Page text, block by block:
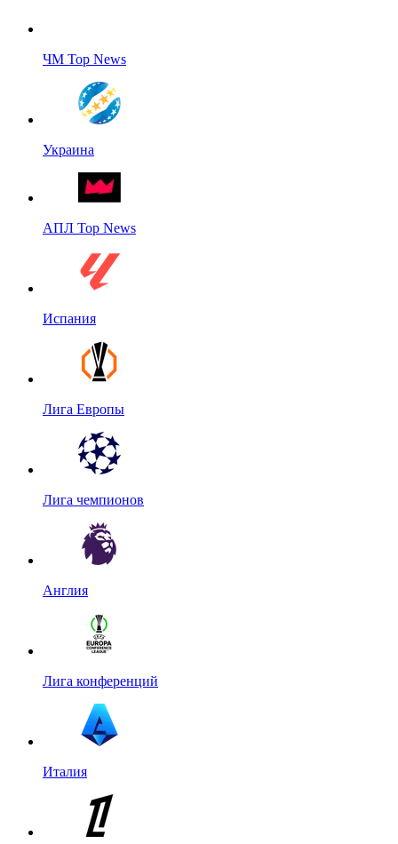
ЧМ Top News
Украина
АПЛ Top News
Испания
Лига Европы
Лига чемпионов
Англия
Лига конференций
Италия